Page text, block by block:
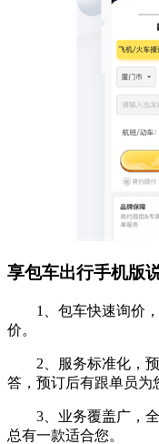
享包车出行手机版
1、包车快速询价，
价。
2、服务标准化，预
答，预订后有跟单员为
3、业务覆盖广，全
总有一款适合您。